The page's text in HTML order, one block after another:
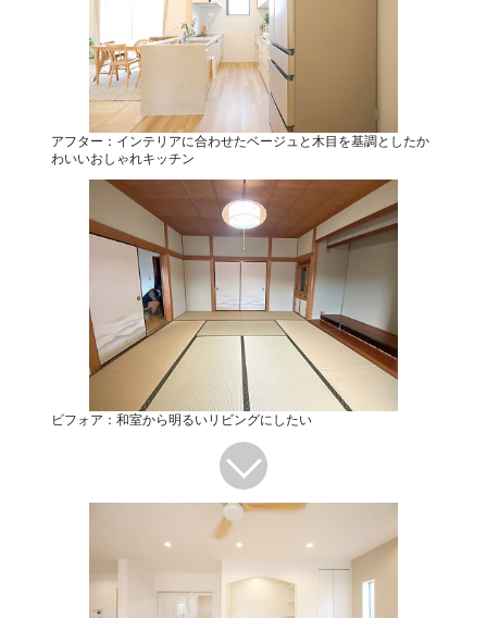
アフター：インテリアに合わせたベージュと木目を基調としたか
わいいおしゃれキッチン
ビフォア：和室から明るいリビングにしたい